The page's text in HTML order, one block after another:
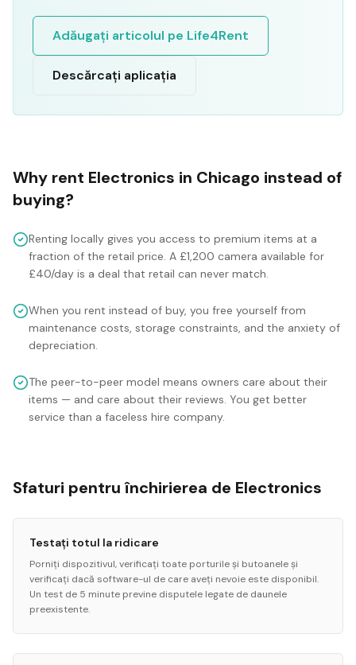
Adăugați articolul pe Life4Rent
Descărcați aplicația
Why rent Electronics in Chicago instead of
buying?
Renting locally gives you access to premium items at a
fraction of the retail price. A £1,200 camera available for
£40/day is a deal that retail can never match.
When you rent instead of buy, you free yourself from
maintenance costs, storage constraints, and the anxiety of
depreciation.
The peer-to-peer model means owners care about their
items — and care about their reviews. You get better
service than a faceless hire company.
Sfaturi pentru închirierea de Electronics
Testați totul la ridicare
Porniți dispozitivul, verificați toate porturile și butoanele și
verificați dacă software-ul de care aveți nevoie este disponibil.
Un test de 5 minute previne disputele legate de daunele
preexistente.